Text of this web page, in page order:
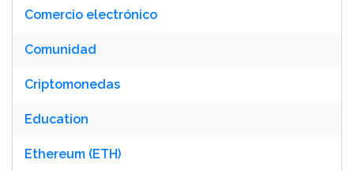
Comercio electrónico
Comunidad
Criptomonedas
Education
Ethereum (ETH)